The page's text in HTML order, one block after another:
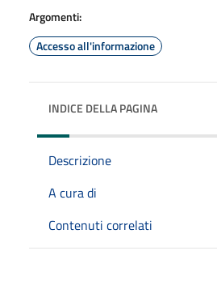
Argomenti:
Accesso all'informazione
INDICE DELLA PAGINA
Descrizione
A cura di
Contenuti correlati